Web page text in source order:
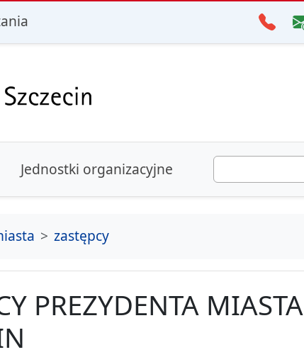
Jednostki organizacyjne
zastępcy
PREZYDENTA MIASTA